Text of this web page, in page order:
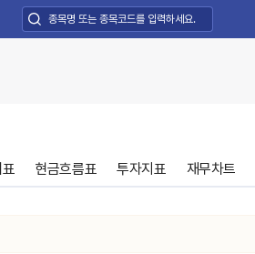
현금흐름표 투자지표 재무차트